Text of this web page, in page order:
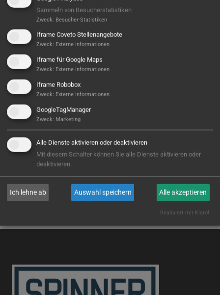
Hier ist noch was frei...
Sieht aus, als wäre hier noch Platz für Großes! Aktuell
ist noch kein Projekt hinterlegt – aber wer weiß,
vielleicht steht hier bald Ihres? Wir sind bereit, wenn
Sie es sind!
E-MAIL
Sammeln von Besucherstatistiken
Zweck: Besucher-Statistiken
Iframe Coveto Stellenangebote
Zweck: Externe Informationen
Iframe für Google Maps
Zweck: Externe Informationen
Iframe Robobox
Zweck: Externe Informationen
GoogleTagManager
Zweck: Marketing
Alle Dienste aktivieren oder deaktivieren
Mit diesem Schalter können Sie alle Dienste aktivieren oder
deaktivieren.
Ich lehne ab Auswahl speichern Alle akzeptieren
Realisiert mit Klaro!